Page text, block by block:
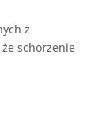
z
schorzenie